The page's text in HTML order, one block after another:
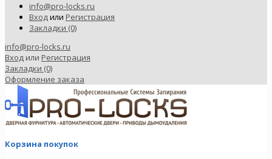
info@pro-locks.ru
Входили Регистрация
Закладки (0)
info@pro-locks.ru
Вход или Регистрация
Закладки (0)
Оформление заказа
Корзина покупок